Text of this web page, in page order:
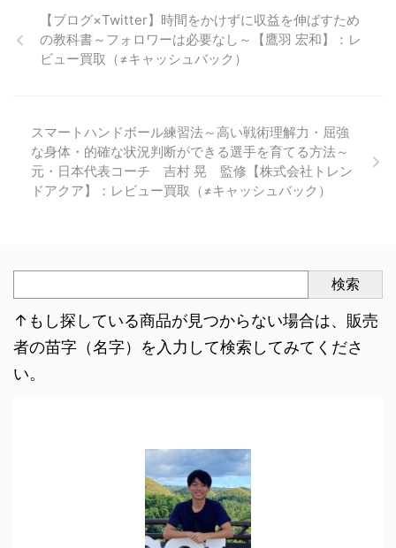
【ブログ×Twitter】時間をかけずに収益を伸ばすため
の教科書～フォロワーは必要なし～【鷹羽 宏和】：レ
ビュー買取（≠キャッシュバック）
スマートハンドボール練習法～高い戦術理解力・屈強
な身体・的確な状況判断ができる選手を育てる方法～
元・日本代表コーチ 吉村 晃 監修【株式会社トレン
ドアクア】：レビュー買取（≠キャッシュバック）
検索
↑もし探している商品が見つからない場合は、販売
者の苗字（名字）を入力して検索してみてくださ
い。